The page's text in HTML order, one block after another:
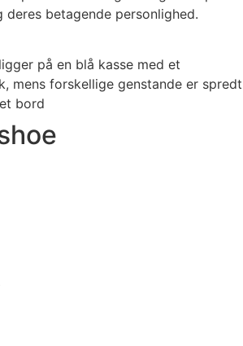
deres betagende personlighed.